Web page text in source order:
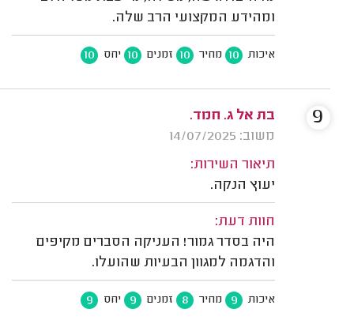
ומהידע המקצועי הרב שלה.
איכות 10 מחיר 10 זמנים 10 יחס 10
בת אל ג. חמד.
משוב: 14/07/2025
תיאור השירות:
יעוץ הנקה.
חוות דעת:
היה בסדר גמור! העניקה הסברים מקיפים
והדגמה למגוון הבעיות שהועלו.
איכות 9 מחיר 8 זמנים 9 יחס 9
9